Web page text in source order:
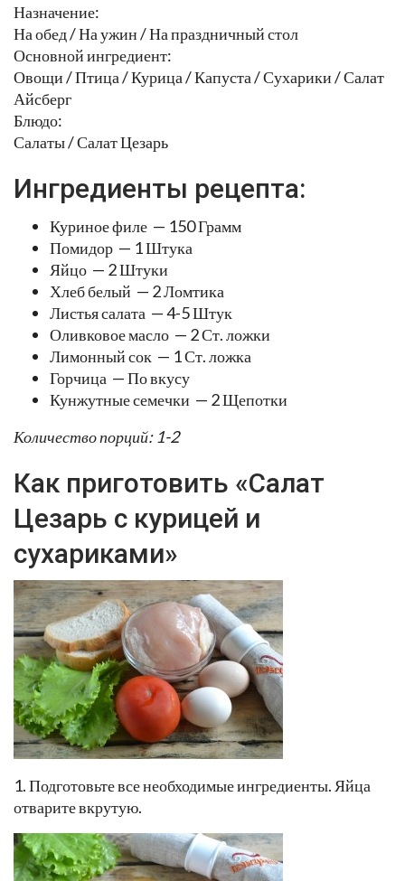
Назначение:
На обед / На ужин / На праздничный стол
Основной ингредиент:
Овощи / Птица / Курица / Капуста / Сухарики / Салат
Айсберг
Блюдо:
Салаты / Салат Цезарь
Ингредиенты рецепта:
Куриное филе — 150 Грамм
Помидор — 1 Штука
Яйцо — 2 Штуки
Хлеб белый — 2 Ломтика
Листья салата — 4-5 Штук
Оливковое масло — 2 Ст. ложки
Лимонный сок — 1 Ст. ложка
Горчица — По вкусу
Кунжутные семечки — 2 Щепотки
Количество порций: 1-2
Как приготовить «Салат
Цезарь с курицей и
сухариками»
1. Подготовьте все необходимые ингредиенты. Яйца
отварите вкрутую.